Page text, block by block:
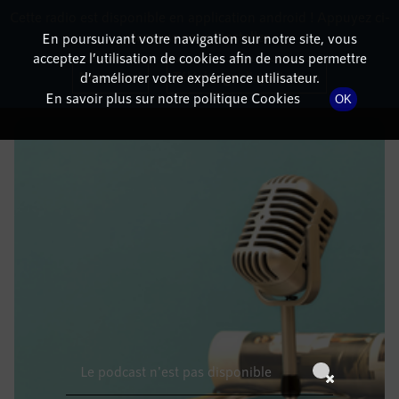
DÉTAILS DE L'ÉPISODE
15 octobre 2022à 4h59, durée : Invalid date
En poursuivant votre navigation sur notre site, vous
acceptez l’utilisation de cookies afin de nous permettre
d’améliorer votre expérience utilisateur.
En savoir plus sur notre politique Cookies
OK
dessous pour l'installer.
Non merci Télécharger l'application
Le podcast n'est pas disponible